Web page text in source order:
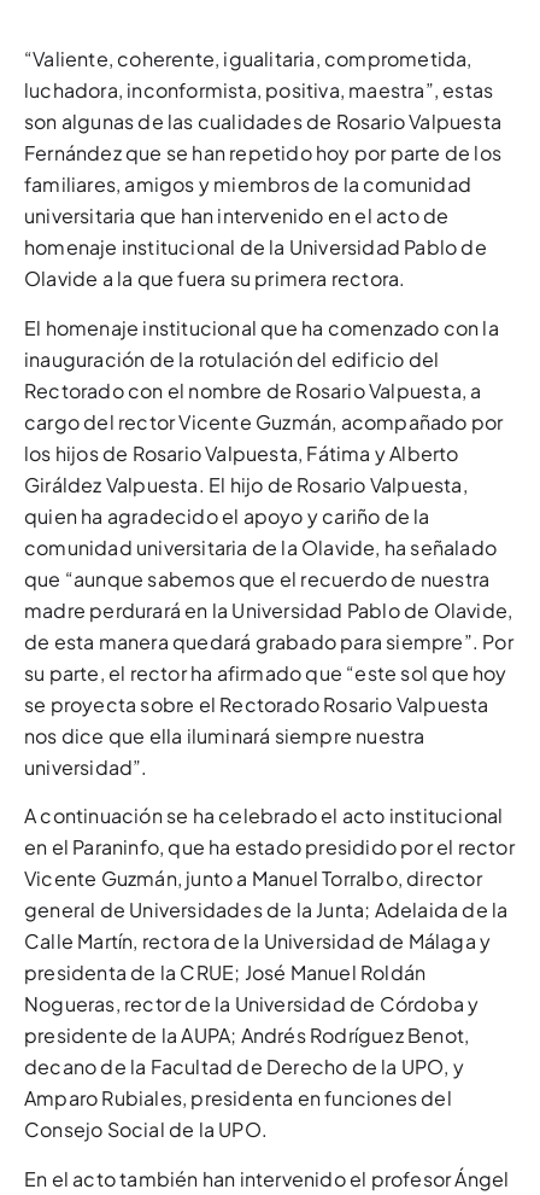
“Valiente, coherente, igualitaria, comprometida,
luchadora, inconformista, positiva, maestra”, estas
son algunas de las cualidades de Rosario Valpuesta
Fernández que se han repetido hoy por parte de los
familiares, amigos y miembros de la comunidad
universitaria que han intervenido en el acto de
homenaje institucional de la Universidad Pablo de
Olavide a la que fuera su primera rectora.
El homenaje institucional que ha comenzado con la
inauguración de la rotulación del edificio del
Rectorado con el nombre de Rosario Valpuesta, a
cargo del rector Vicente Guzmán, acompañado por
los hijos de Rosario Valpuesta, Fátima y Alberto
Giráldez Valpuesta. El hijo de Rosario Valpuesta,
quien ha agradecido el apoyo y cariño de la
comunidad universitaria de la Olavide, ha señalado
que “aunque sabemos que el recuerdo de nuestra
madre perdurará en la Universidad Pablo de Olavide,
de esta manera quedará grabado para siempre”. Por
su parte, el rector ha afirmado que “este sol que hoy
se proyecta sobre el Rectorado Rosario Valpuesta
nos dice que ella iluminará siempre nuestra
universidad”.
A continuación se ha celebrado el acto institucional
en el Paraninfo, que ha estado presidido por el rector
Vicente Guzmán, junto a Manuel Torralbo, director
general de Universidades de la Junta; Adelaida de la
Calle Martín, rectora de la Universidad de Málaga y
presidenta de la CRUE; José Manuel Roldán
Nogueras, rector de la Universidad de Córdoba y
presidente de la AUPA; Andrés Rodríguez Benot,
decano de la Facultad de Derecho de la UPO, y
Amparo Rubiales, presidenta en funciones del
Consejo Social de la UPO.
En el acto también han intervenido el profesor Ángel